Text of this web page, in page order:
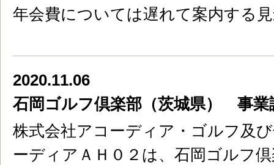
年会費については遅れて案内する
2020.11.06
石岡ゴルフ倶楽部（茨城県） 事業
株式会社アコーディア・ゴルフ及
ーディアＡＨ０２は、石岡ゴルフ